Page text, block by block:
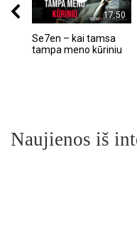
17:50
Se7en – kai tamsa
tampa meno kūriniu
Naujienos iš